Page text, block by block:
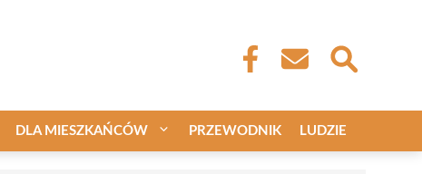
DLA MIESZKAŃCÓW PRZEWODNIK LUDZIE